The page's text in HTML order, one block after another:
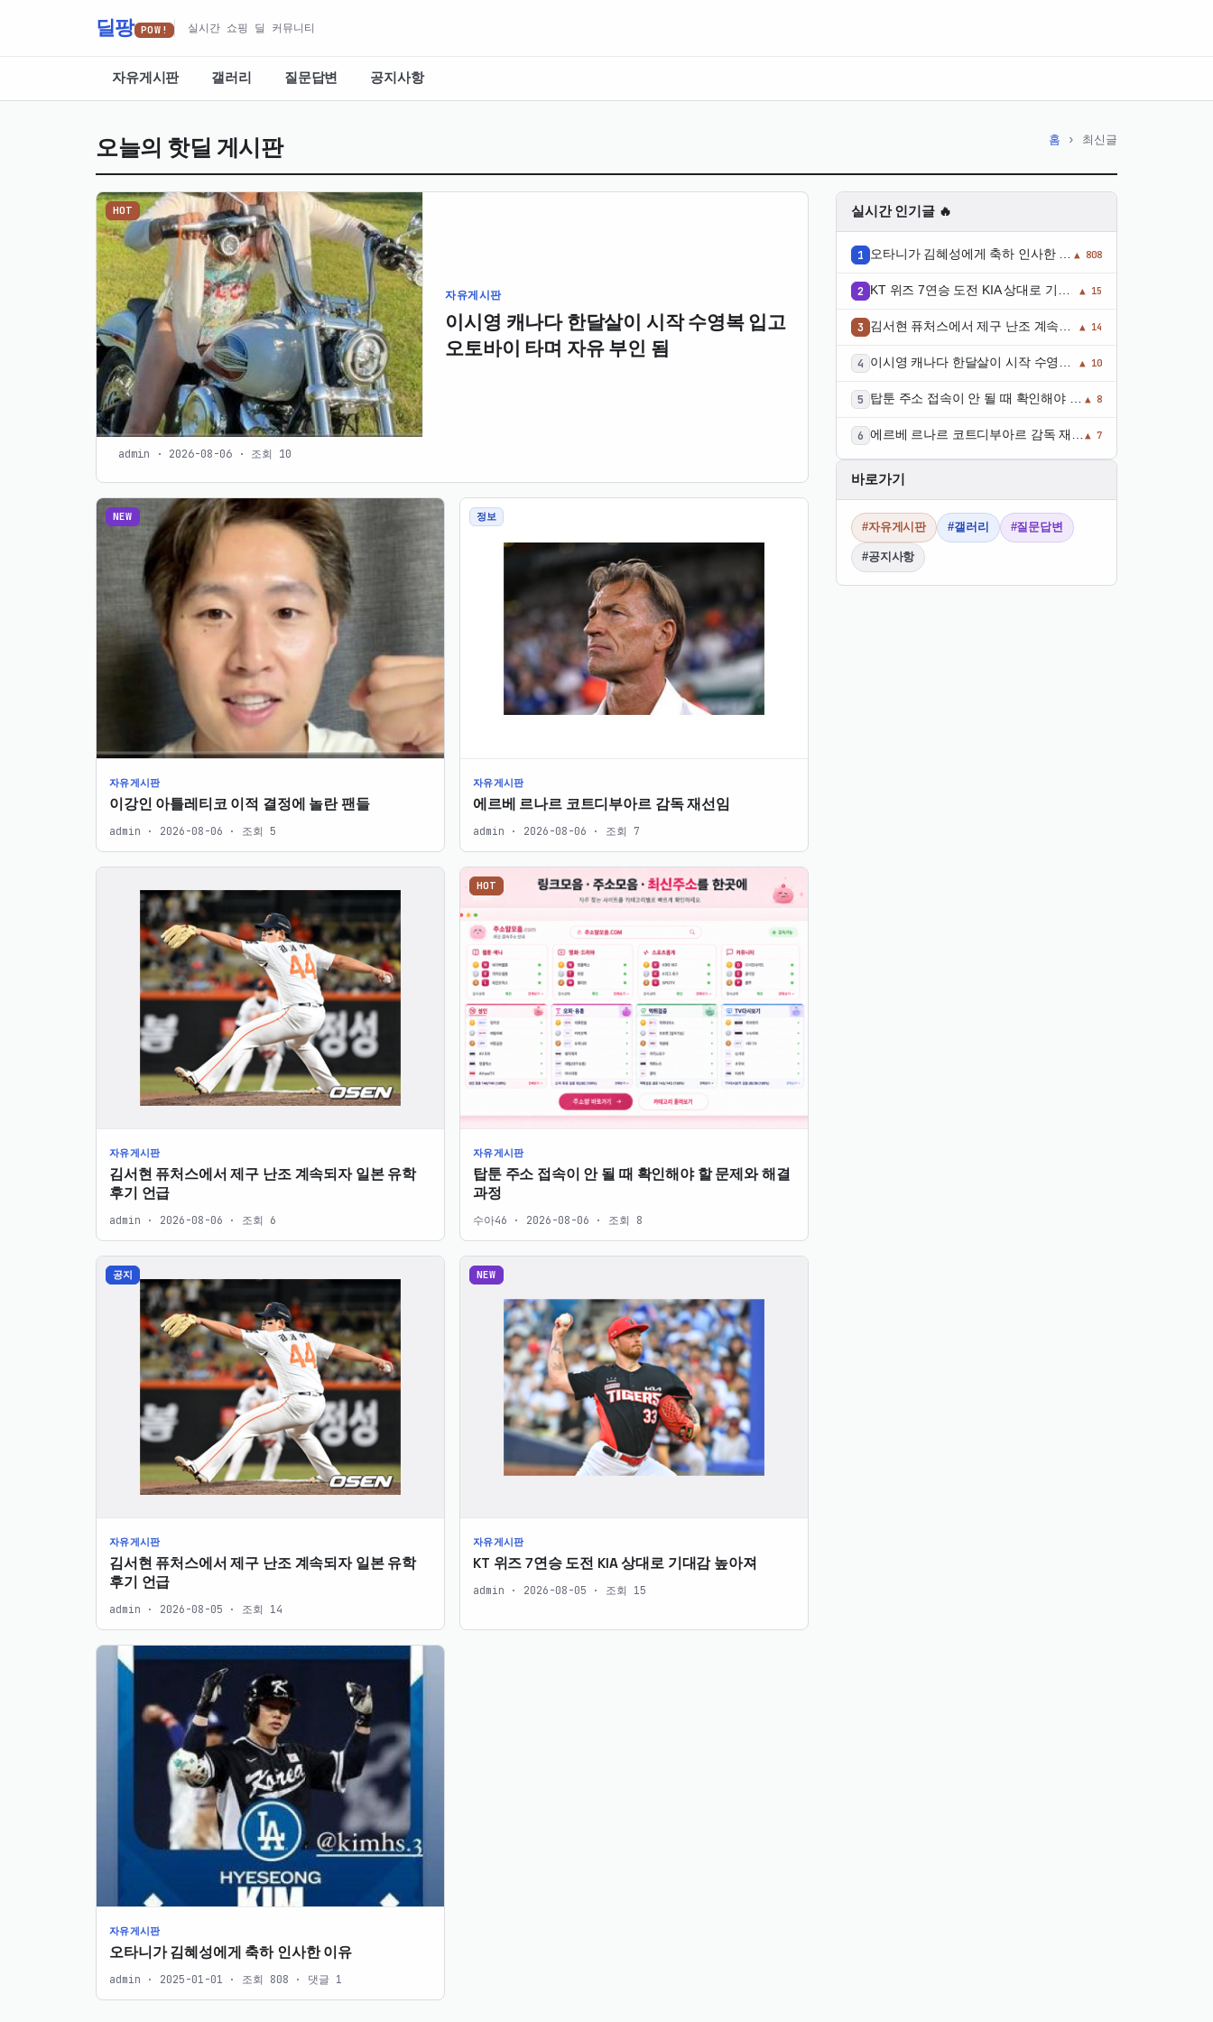
딜팡 POW! 실시간 쇼핑 딜 커뮤니티
자유게시판 갤러리 질문답변 공지사항
오늘의 핫딜 게시판 홈 › 최신글
HOT
자유게시판
이시영 캐나다 한달살이 시작 수영복 입고
오토바이 타며 자유 부인 됨
admin · 2026-08-06 · 조회 10
NEW
자유게시판
이강인 아틀레티코 이적 결정에 놀란 팬들
admin · 2026-08-06 · 조회 5
정보
자유게시판
에르베 르나르 코트디부아르 감독 재선임
admin · 2026-08-06 · 조회 7
자유게시판
김서현 퓨처스에서 제구 난조 계속되자 일본 유학
후기 언급
admin · 2026-08-06 · 조회 6
HOT
자유게시판
탑툰 주소 접속이 안 될 때 확인해야 할 문제와 해결
과정
수아46 · 2026-08-06 · 조회 8
공지
자유게시판
김서현 퓨처스에서 제구 난조 계속되자 일본 유학
후기 언급
admin · 2026-08-05 · 조회 14
NEW
자유게시판
KT 위즈 7연승 도전 KIA 상대로 기대감 높아져
admin · 2026-08-05 · 조회 15
자유게시판
오타니가 김혜성에게 축하 인사한 이유
admin · 2025-01-01 · 조회 808 · 댓글 1
실시간 인기글 🔥
오타니가 김혜성에게 축하 인사한 이 ▲ 808
KT 위즈 7연승 도전 KIA 상대로 기대
▲ 15
김서현 퓨처스에서 제구 난조 계속되
▲ 14
이시영 캐나다 한달살이 시작 수영복
▲ 10
탑툰 주소 접속이 안 될 때 확인해야 할 ▲ 8
에르베 르나르 코트디부아르 감독 재선 ▲ 7
바로가기
#자유게시판 #갤러리 #질문답변
#공지사항